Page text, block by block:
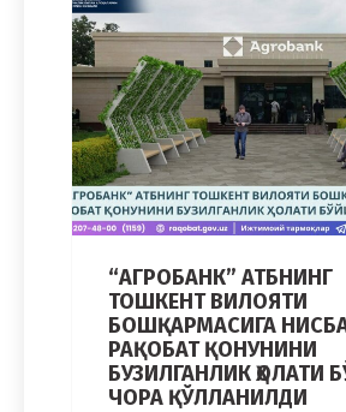
“АГРОБАНК” АТБНИНГ
ТОШКЕНТ ВИЛОЯТИ
БОШҚАРМАСИГА
РАҚОБАТ ҚОНУНИНИ
БУЗИЛГАНЛИК ҲОЛАТИ
ЧОРА ҚЎЛЛАНИЛДИ